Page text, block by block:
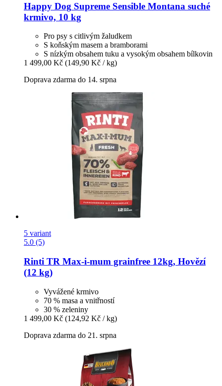
Happy Dog Supreme Sensible Montana suché
krmivo, 10 kg
Pro psy s citlivým žaludkem
S koňským masem a bramborami
S nízkým obsahem tuku a vysokým obsahem bílkovin
1 499,00 Kč (149,90 Kč / kg)
Doprava zdarma do 14. srpna
5 variant
5.0 (5)
Rinti TR Max-​i-​mum grainfree 12kg, Hovězí
(12 kg)
Vyvážené krmivo
70 % masa a vnitřností
30 % zeleniny
1 499,00 Kč (124,92 Kč / kg)
Doprava zdarma do 21. srpna